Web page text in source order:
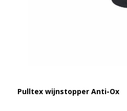
Pulltex wijnstopper Anti-Ox